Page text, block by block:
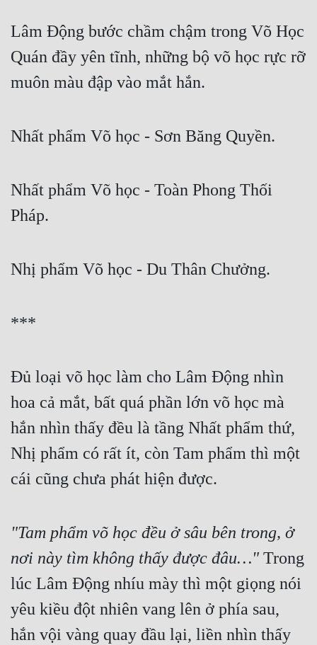
Lâm Động bước chầm chậm trong Võ Học
Quán đầy yên tĩnh, những bộ võ học rực rỡ
muôn màu đập vào mắt hắn.
Nhất phẩm Võ học - Sơn Băng Quyền.
Nhất phẩm Võ học - Toàn Phong Thối
Pháp.
Nhị phẩm Võ học - Du Thân Chưởng.
***
Đủ loại võ học làm cho Lâm Động nhìn
hoa cả mắt, bất quá phần lớn võ học mà
hắn nhìn thấy đều là tầng Nhất phẩm thứ,
Nhị phẩm có rất ít, còn Tam phẩm thì một
cái cũng chưa phát hiện được.
"Tam phẩm võ học đều ở sâu bên trong, ở
nơi này tìm không thấy được đâu…" Trong
lúc Lâm Động nhíu mày thì một giọng nói
yêu kiều đột nhiên vang lên ở phía sau,
hắn vội vàng quay đầu lại, liền nhìn thấy